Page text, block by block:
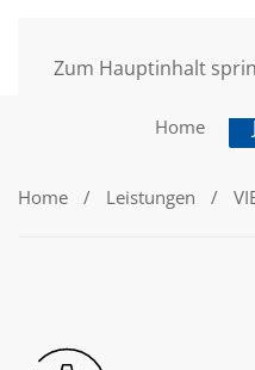
Zum Hauptinhalt
Home
Home Leistungen